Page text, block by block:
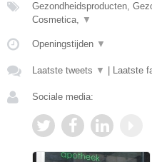
Gezondheidsproducten,
Cosmetica, ▼
Openingstijden ▼
Laatste tweets ▼ Laatste
Sociale media: